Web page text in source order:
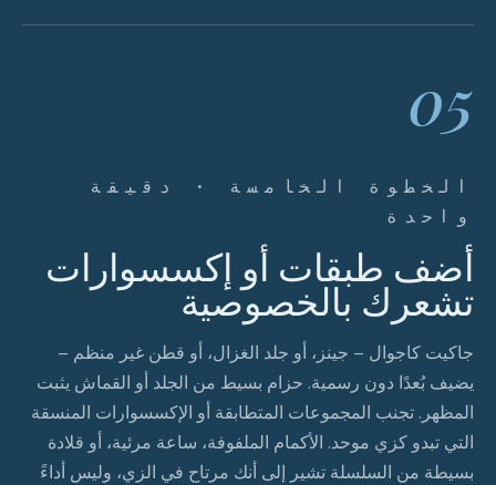
05
الخطوة الخامسة · دقيقة
واحدة
أضف طبقات أو إكسسوارات
تشعرك بالخصوصية
جاكيت كاجوال – جينز، أو جلد الغزال، أو قطن غير منظم –
يضيف بُعدًا دون رسمية. حزام بسيط من الجلد أو القماش يثبت
المظهر. تجنب المجموعات المتطابقة أو الإكسسوارات المنسقة
التي تبدو كزي موحد. الأكمام الملفوفة، ساعة مرئية، أو قلادة
بسيطة من السلسلة تشير إلى أنك مرتاح في الزي، وليس أداءً